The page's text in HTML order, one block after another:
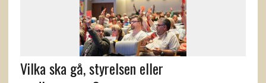
Vilka ska gå, styrelsen eller